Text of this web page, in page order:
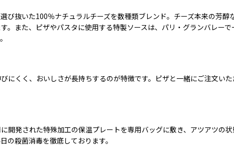
び抜いた100％ナチュラルチーズを数種類ブレンド。チーズ本来の芳醇
。また、ピザやパスタに使用する特製ソースは、パリ・グランバレー
にくく、おいしさが長持ちするのが特徴です。ピザと一緒にご注文い
開発された特殊加工の保温プレートを専用バッグに敷き、アツアツの
の殺菌消毒を徹底しております。